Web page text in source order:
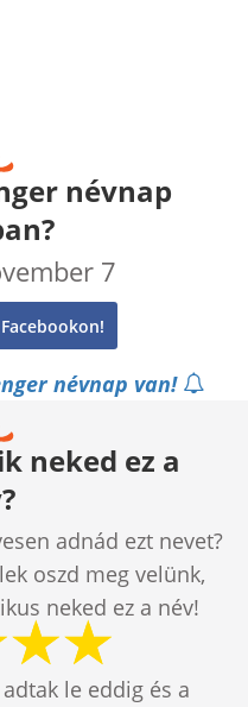
névnap
7
névnap van!
neked ez a
adnád ezt nevet?
oszd meg velünk,
neked ez a név!
le eddig és a